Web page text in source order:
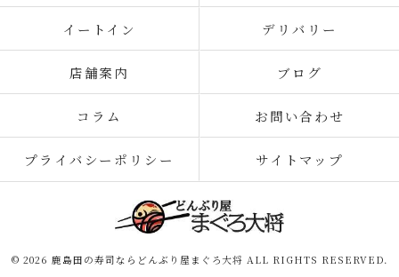
イートイン デリバリー
店舗案内 ブログ
コラム お問い合わせ
プライバシーポリシー サイトマップ
© 2026 鹿島田の寿司ならどんぶり屋まぐろ大将 ALL RIGHTS RESERVED.